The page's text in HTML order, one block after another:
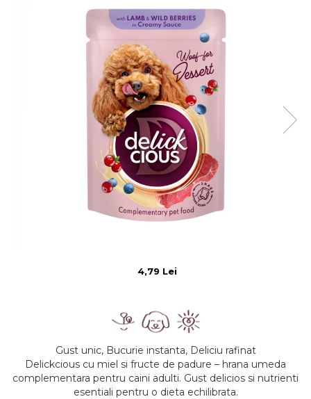
4,79 Lei
Gust unic, Bucurie instanta, Deliciu rafinat
Delickcious cu miel si fructe de padure – hrana umeda
complementara pentru caini adulti. Gust delicios si nutrienti
esentiali pentru o dieta echilibrata.